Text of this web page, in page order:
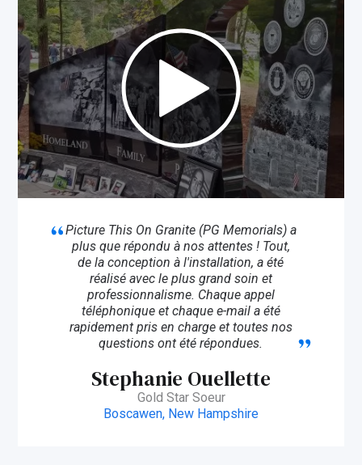
Picture This On Granite (PG Memorials) a
plus que répondu à nos attentes ! Tout,
de la conception à l'installation, a été
réalisé avec le plus grand soin et
professionnalisme. Chaque appel
téléphonique et chaque e-mail a été
rapidement pris en charge et toutes nos
questions ont été répondues.
Stephanie Ouellette
Gold Star Soeur
Boscawen, New Hampshire